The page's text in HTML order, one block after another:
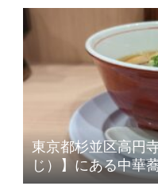
東京都杉並区高円
じ）】にある中華